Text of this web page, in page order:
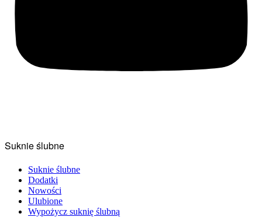
Suknie ślubne
Suknie ślubne
Dodatki
Nowości
Ulubione
Wypożycz suknię ślubną